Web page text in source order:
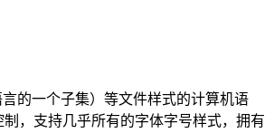
的一个子集）等文件样式的计算机语
，支持几乎所有的字体字号样式，拥有